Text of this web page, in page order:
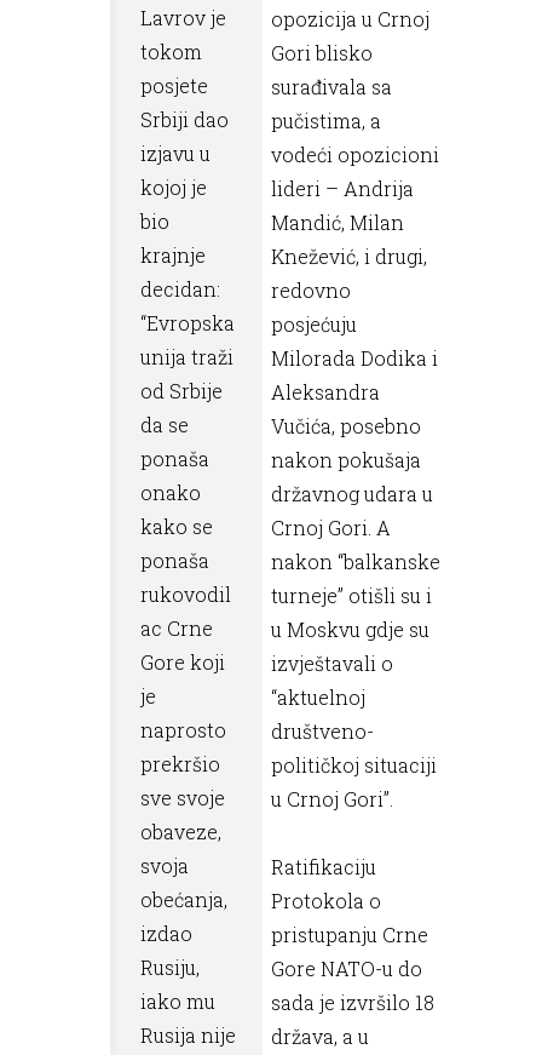
Lavrov je
tokom
posjete
Srbiji dao
izjavu u
kojoj je
bio
krajnje
decidan:
“Evropska
unija traži
od Srbije
da se
ponaša
onako
kako se
ponaša
rukovodil
ac Crne
Gore koji
je
naprosto
prekršio
sve svoje
obaveze,
svoja
obećanja,
izdao
Rusiju,
iako mu
Rusija nije
opozicija u Crnoj
Gori blisko
surađivala sa
pučistima, a
vodeći opozicioni
lideri – Andrija
Mandić, Milan
Knežević, i drugi,
redovno
posjećuju
Milorada Dodika i
Aleksandra
Vučića, posebno
nakon pokušaja
državnog udara u
Crnoj Gori. A
nakon “balkanske
turneje” otišli su i
u Moskvu gdje su
izvještavali o
“aktuelnoj
društveno-
političkoj situaciji
u Crnoj Gori”.
Ratifikaciju
Protokola o
pristupanju Crne
Gore NATO-u do
sada je izvršilo 18
država, a u